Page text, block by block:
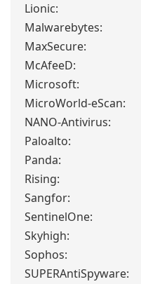
Lionic:
Malwarebytes:
MaxSecure:
McAfeeD:
Microsoft:
MicroWorld-eScan:
NANO-Antivirus:
Paloalto:
Panda:
Rising:
Sangfor:
SentinelOne:
Skyhigh:
Sophos:
SUPERAntiSpyware: